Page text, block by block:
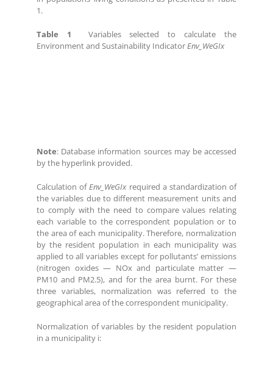
1.
Table 1
Variables selected to calculate the
Environment and Sustainability IndicatorEnv_WeGIx
Note: Database information sources may be accessed
by the hyperlink provided.
Calculation ofEnv_WeGIxrequired a standardization of
the variables due to different measurement units and
to comply with the need to compare values relating
each variable to the correspondent population or to
the area of each municipality. Therefore, normalization
by the resident population in each municipality was
applied to all variables except for pollutants’ emissions
(nitrogen oxides — NOx and particulate matter —
PM10 and PM2.5), and for the area burnt. For these
three variables, normalization was referred to the
geographical area of the correspondent municipality.
Normalization of variables by the resident population
in a municipality i: